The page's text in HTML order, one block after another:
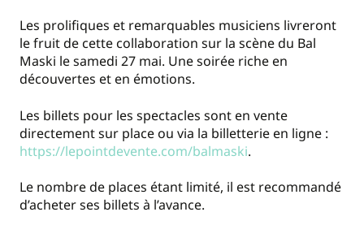
Les prolifiques et remarquables musiciens livreront
le fruit de cette collaboration sur la scène du Bal
Maski le samedi 27 mai. Une soirée riche en
découvertes et en émotions.
Les billets pour les spectacles sont en vente
directement sur place ou via la billetterie en ligne :
https://lepointdevente.com/balmaski.
Le nombre de places étant limité, il est recommandé
d’acheter ses billets à l’avance.